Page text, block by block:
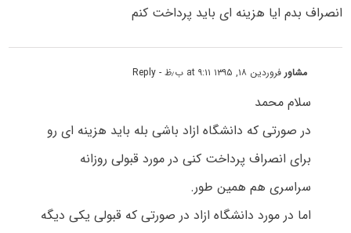
انصراف بدم ایا هزینه ای باید پرداخت کنم
مشاورفروردین ۱۸, ۱۳۹۵ at ۹:۱۱ ب٫ظ - Reply
سلام محمد
در صورتی که دانشگاه ازاد باشی بله باید هزینه ای رو
برای انصراف پرداخت کنی در مورد قبولی روزانه
سراسری هم همین طور.
اما در مورد دانشگاه ازاد در صورتی که قبولی یکی دیگه